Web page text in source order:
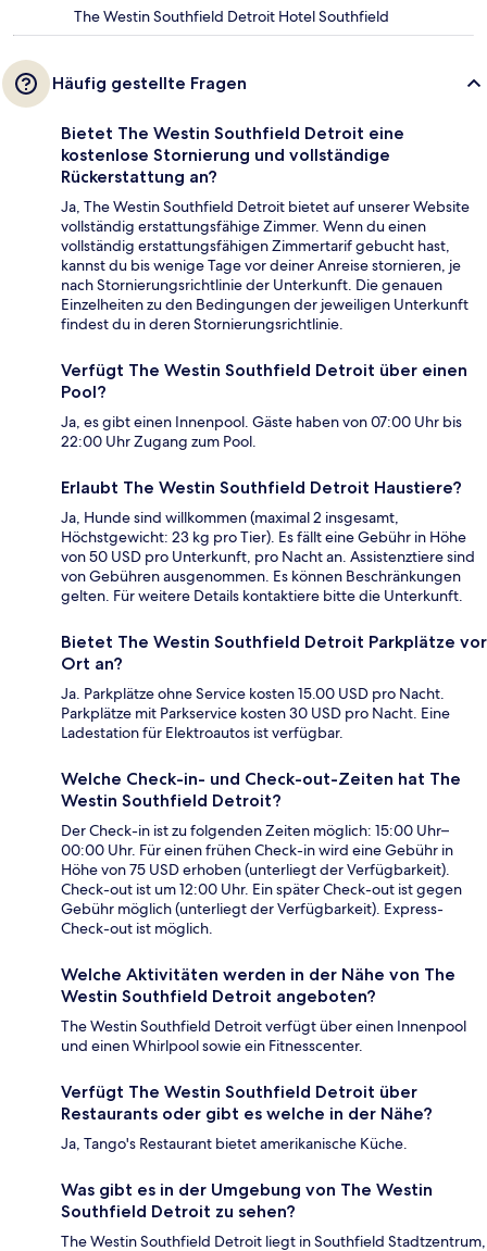
The Westin Southfield Detroit Hotel Southfield
Häufig gestellte Fragen
Bietet The Westin Southfield Detroit eine
kostenlose Stornierung und vollständige
Rückerstattung an?
Ja, The Westin Southfield Detroit bietet auf unserer Website
vollständig erstattungsfähige Zimmer. Wenn du einen
vollständig erstattungsfähigen Zimmertarif gebucht hast,
kannst du bis wenige Tage vor deiner Anreise stornieren, je
nach Stornierungsrichtlinie der Unterkunft. Die genauen
Einzelheiten zu den Bedingungen der jeweiligen Unterkunft
findest du in deren Stornierungsrichtlinie.
Verfügt The Westin Southfield Detroit über einen
Pool?
Ja, es gibt einen Innenpool. Gäste haben von 07:00 Uhr bis
22:00 Uhr Zugang zum Pool.
Erlaubt The Westin Southfield Detroit Haustiere?
Ja, Hunde sind willkommen (maximal 2 insgesamt,
Höchstgewicht: 23 kg pro Tier). Es fällt eine Gebühr in Höhe
von 50 USD pro Unterkunft, pro Nacht an. Assistenztiere sind
von Gebühren ausgenommen. Es können Beschränkungen
gelten. Für weitere Details kontaktiere bitte die Unterkunft.
Bietet The Westin Southfield Detroit Parkplätze vor
Ort an?
Ja. Parkplätze ohne Service kosten 15.00 USD pro Nacht.
Parkplätze mit Parkservice kosten 30 USD pro Nacht. Eine
Ladestation für Elektroautos ist verfügbar.
Welche Check-in- und Check-out-Zeiten hat The
Westin Southfield Detroit?
Der Check-in ist zu folgenden Zeiten möglich: 15:00 Uhr–
00:00 Uhr. Für einen frühen Check-in wird eine Gebühr in
Höhe von 75 USD erhoben (unterliegt der Verfügbarkeit).
Check-out ist um 12:00 Uhr. Ein später Check-out ist gegen
Gebühr möglich (unterliegt der Verfügbarkeit). Express-
Check-out ist möglich.
Welche Aktivitäten werden in der Nähe von The
Westin Southfield Detroit angeboten?
The Westin Southfield Detroit verfügt über einen Innenpool
und einen Whirlpool sowie ein Fitnesscenter.
Verfügt The Westin Southfield Detroit über
Restaurants oder gibt es welche in der Nähe?
Ja, Tango's Restaurant bietet amerikanische Küche.
Was gibt es in der Umgebung von The Westin
Southfield Detroit zu sehen?
The Westin Southfield Detroit liegt in Southfield Stadtzentrum,